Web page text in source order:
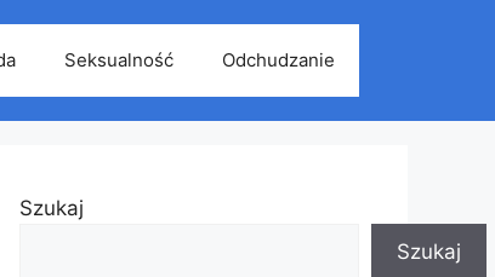
Seksualność Odchudzanie
Szukaj
Szukaj